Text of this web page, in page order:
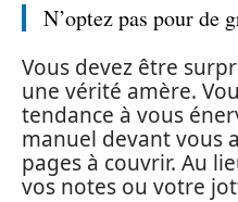
N’optez pas pour de
Vous devez être
une vérité amère.
tendance à vous
manuel devant vous
pages à couvrir. Au
vos notes ou votre